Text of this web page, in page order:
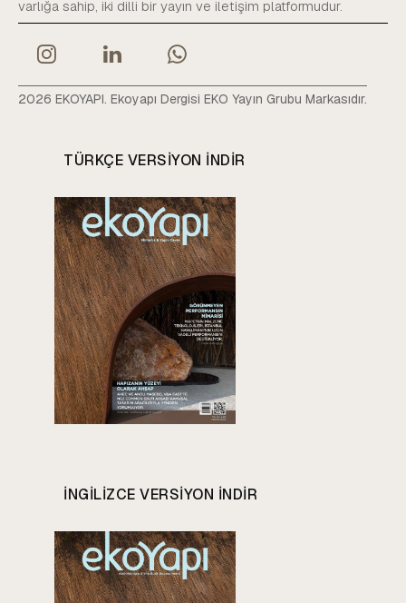
varlığa sahip, iki dilli bir yayın ve iletişim platformudur.
2026 EKOYAPI. Ekoyapı Dergisi EKO Yayın Grubu Markasıdır.
TÜRKÇE VERSIYON INDIR
INGILIZCE VERSIYON INDIR